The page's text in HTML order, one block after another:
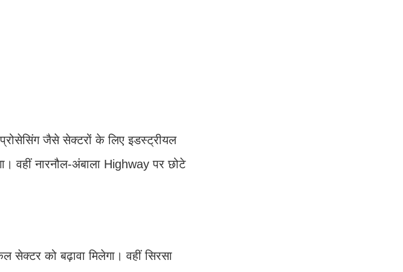
जैसे सेक्टरों के लिए इडस्ट्रीयल
नारनौल-अंबाला Highway पर छोटे
को बढ़ावा मिलेगा। वहीं सिरसा